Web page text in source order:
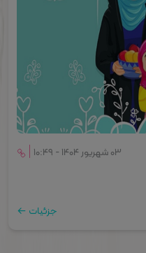
۰۳ شهریور ۱۴۰۴ - ۱۰:۴۹
جزئیات